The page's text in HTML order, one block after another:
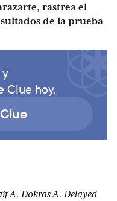
rastrea el
de la prueba
Clue hoy.
A, Dokras A. Delayed